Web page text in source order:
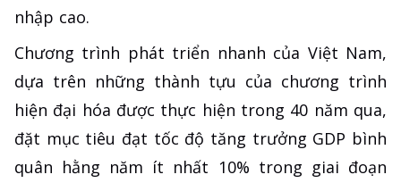
nhập cao.
Chương trình phát triển nhanh của Việt Nam,
dựa trên những thành tựu của chương trình
hiện đại hóa được thực hiện trong 40 năm qua,
đặt mục tiêu đạt tốc độ tăng trưởng GDP bình
quân hằng năm ít nhất 10% trong giai đoạn